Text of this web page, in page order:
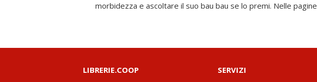
morbidezza e ascoltare il suo bau bau se lo premi. Nelle pagine
LIBRERIE.COOP SERVIZI